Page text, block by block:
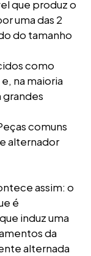
que produz o
uma das 2
do tamanho
como
na maioria
grandes
comuns
alternador
assim: o
é
induz uma
da
alternada